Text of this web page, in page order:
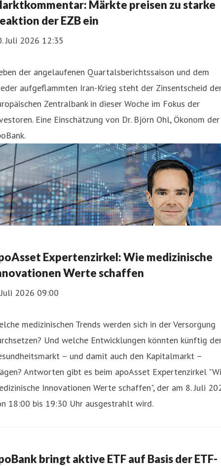
Märkte preisen zu starke
der EZB ein
Juli 2026 12:35
der angelaufenen Quartalsberichtssaison und dem
aufgeflammten Iran-Krieg steht der Zinsentscheid
Zentralbank in dieser Woche im Fokus der
Eine Einschätzung von Dr. Björn Ohl, Ökonom der
Expertenzirkel: Wie medizinische
Werte schaffen
2026 09:00
medizinischen Trends werden sich in der Versorgung
Und welche Entwicklungen könnten künftig
– und damit auch den Kapitalmarkt –
Antworten gibt es beim apoAsset Expertenzirkel
Innovationen Werte schaffen", der am 8. Juli
18:00 bis 19:30 Uhr ausgestrahlt wird.
bringt aktive ETF auf Basis der ETF-